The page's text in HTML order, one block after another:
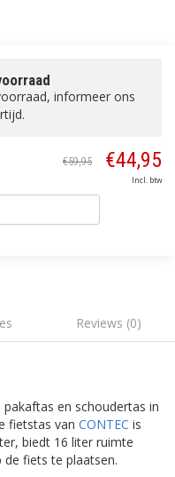
informeer ons
€59,95 €44,95
Incl. btw
Reviews (0)
en schoudertas in
fietstas van CONTEC is
biedt 16 liter ruimte
fiets te plaatsen.